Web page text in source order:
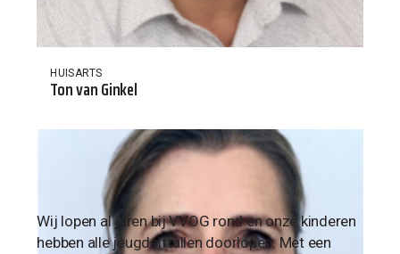
HUISARTS
Ton van Ginkel
Wij lopen al jaren bij VVOG rond en onze kinderen
hebben alle jeugdelftallen doorlopen. Met een